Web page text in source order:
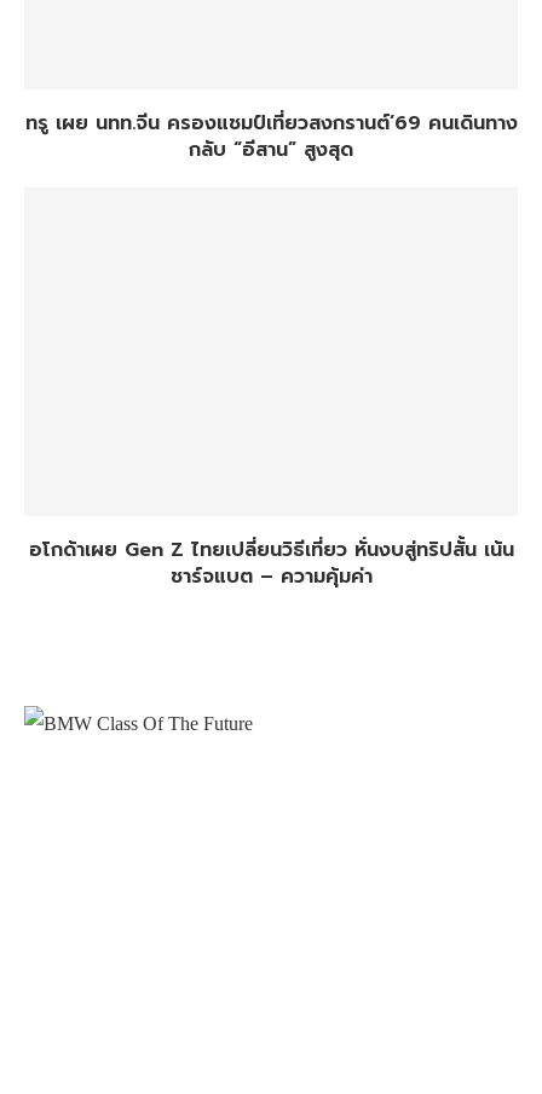
ทรู เผย นทท.จีน ครองแชมป์เที่ยวสงกรานต์’69 คนเดินทาง
กลับ “อีสาน” สูงสุด
อโกด้าเผย Gen Z ไทยเปลี่ยนวิธีเที่ยว หั่นงบสู่ทริปสั้น เน้น
ชาร์จแบต – ความคุ้มค่า